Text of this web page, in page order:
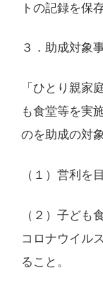
トの記録を保
３．助成対象
「ひとり親家
も食堂等を実
のを助成の対
（１）営利を
（２）子ども
コロナウイル
ること。